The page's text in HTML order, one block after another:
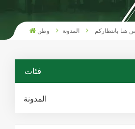
وطن المدونة
فئات
المدونة